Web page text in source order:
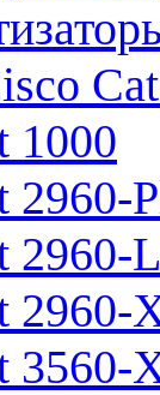
1000
2960-
2960-L
2960-
3560-